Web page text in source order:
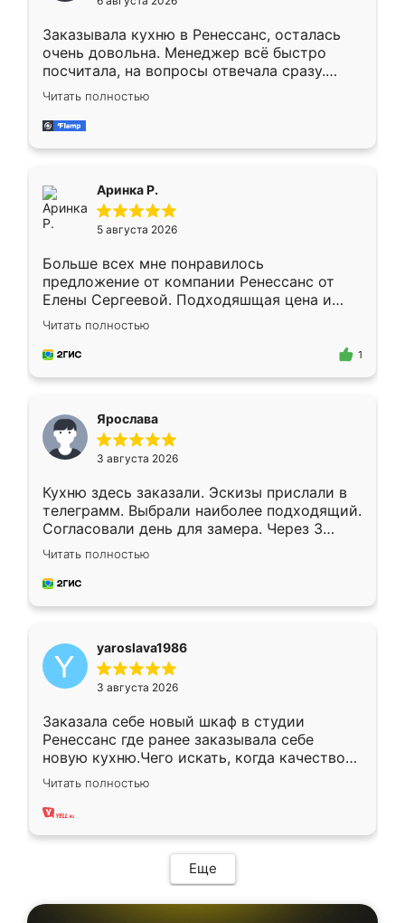
мебели буду заказывать только здесь.
Заказывала кухню в Ренессанс, осталась
очень довольна. Менеджер всё быстро
посчитала, на вопросы отвечала сразу.
Замерщик приехал в субботу, подошёл к
делу со всей ответственностью. Собрали
за день, ребята работали аккуратно, даже
Читать полностью
Аринка Р.
5 августа 2026
Больше всех мне понравилось
предложение от компании Ренессанс от
Елены Сергеевой. Подходяшщая цена и
короткие сроки изготовления. Приехавший
для замера сотрудник Владислав
предложил по моему эскизу самый
Читать полностью
1
Ярослава
3 августа 2026
Кухню здесь заказали. Эскизы прислали в
телеграмм. Выбрали наиболее подходящий.
Согласовали день для замера. Через 3
недели кухня была уже готова. Остались
довольны работой. Спасибо Ренессанс
мебель за качественную работу!
Читать полностью
yaroslava1986
3 августа 2026
Заказала себе новый шкаф в студии
Ренессанс где ранее заказывала себе
новую кухню.Чего искать, когда качеством
вполне довольна. Служит кухня уже почти
два года, нареканий нет.
Читать полностью
Еще